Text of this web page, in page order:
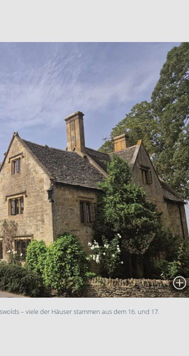
– viele der Häuser stammen aus dem 16. und 17.